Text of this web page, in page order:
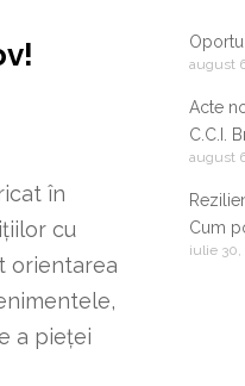
în
cu
orientarea
a pieței
august
Acte
C.C.I.
august
Cum
iulie